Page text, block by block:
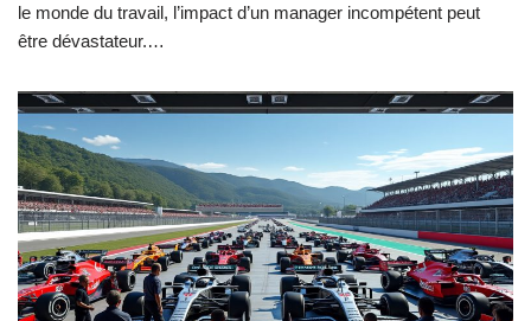
le monde du travail, l’impact d’un manager incompétent peut
être dévastateur.…